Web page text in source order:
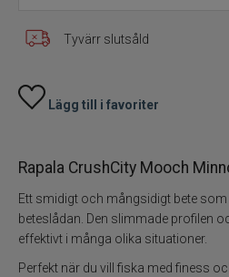
Småplock
Flugbindning
Flugfiske
Tyvärr slutsåld
Lägg till i favoriter
Rapala CrushCity Mooch
Ett smidigt och mångsidigt bete
beteslådan. Den slimmade profilen
effektivt i många olika situationer.
Perfekt när du vill fiska med finess